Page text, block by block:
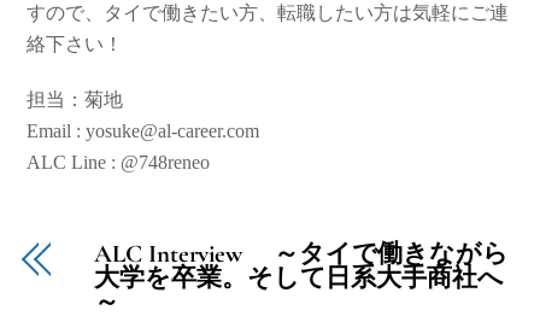
すので、タイで働きたい方、転職したい方は気軽にご連
絡下さい！
担当：菊地
Email : yosuke@al-career.com
ALC Line : @748reneo
ALC Interview ～タイで働きながら
大学を卒業。そして日系大手商社へ
～